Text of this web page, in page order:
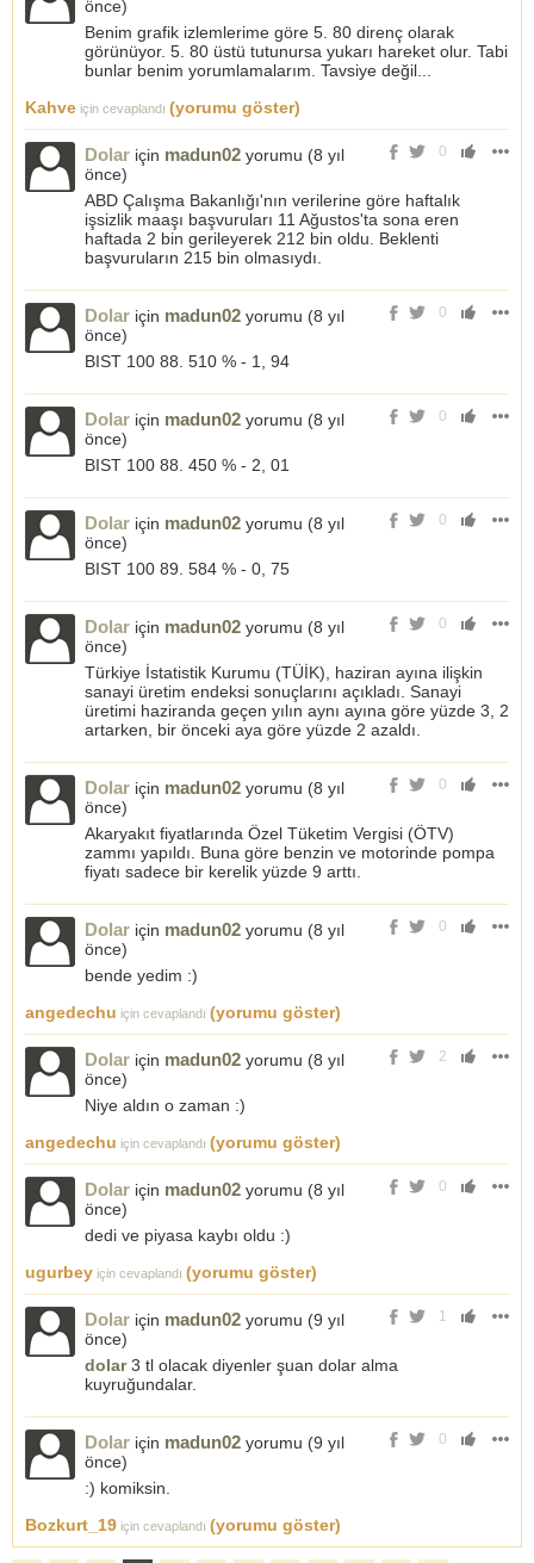
önce)
Benim grafik izlemlerime göre 5. 80 direnç olarak
görünüyor. 5. 80 üstü tutunursa yukarı hareket olur. Tabi
bunlar benim yorumlamalarım. Tavsiye değil...
Kahve için cevaplandı (yorumu göster)
0
Dolar için madun02 yorumu (8 yıl
önce)
ABD Çalışma Bakanlığı'nın verilerine göre haftalık
işsizlik maaşı başvuruları 11 Ağustos'ta sona eren
haftada 2 bin gerileyerek 212 bin oldu. Beklenti
başvuruların 215 bin olmasıydı.
0
Dolar için madun02 yorumu (8 yıl
önce)
BIST 100 88. 510 % - 1, 94
0
Dolar için madun02 yorumu (8 yıl
önce)
BIST 100 88. 450 % - 2, 01
0
Dolar için madun02 yorumu (8 yıl
önce)
BIST 100 89. 584 % - 0, 75
0
Dolar için madun02 yorumu (8 yıl
önce)
Türkiye İstatistik Kurumu (TÜİK), haziran ayına ilişkin
sanayi üretim endeksi sonuçlarını açıkladı. Sanayi
üretimi haziranda geçen yılın aynı ayına göre yüzde 3, 2
artarken, bir önceki aya göre yüzde 2 azaldı.
0
Dolar için madun02 yorumu (8 yıl
önce)
Akaryakıt fiyatlarında Özel Tüketim Vergisi (ÖTV)
zammı yapıldı. Buna göre benzin ve motorinde pompa
fiyatı sadece bir kerelik yüzde 9 arttı.
0
Dolar için madun02 yorumu (8 yıl
önce)
bende yedim :)
angedechu için cevaplandı (yorumu göster)
2
Dolar için madun02 yorumu (8 yıl
önce)
Niye aldın o zaman :)
angedechu için cevaplandı (yorumu göster)
0
Dolar için madun02 yorumu (8 yıl
önce)
dedi ve piyasa kaybı oldu :)
ugurbey için cevaplandı (yorumu göster)
1
Dolar için madun02 yorumu (9 yıl
önce)
dolar3 tl olacak diyenler şuan dolar alma
kuyruğundalar.
0
Dolar için madun02 yorumu (9 yıl
önce)
:) komiksin.
Bozkurt_19 için cevaplandı (yorumu göster)